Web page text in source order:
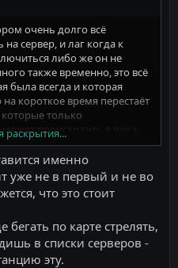
очень долго всё
сервер, и лаг когда к
либо же он не
также временно, это всё
была всегда и которая
короткое время перестаёт
только
происходить я пока
вопрос, сервер
у всех игроков всё
по карте, но сервер не
Или же кто-то нарошно
веб-админку?
Почему
краша сервера нету.
раскрытия...
именно
уже не в первый и не во
что это стоит
по карте стрелять,
в списки серверов -
эту.